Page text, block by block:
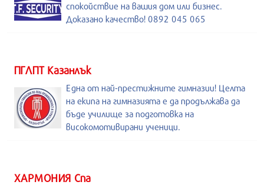
спокойствие на вашия дом или бизнес.
Доказано качество! 0892 045 065
ПГЛПТ Казанлък
Една от най-престижните гимназии! Целта
на екипа на гимназията е да продължава да
бъде училище за подготовка на
високомотивирани ученици.
ХАРМОНИЯ Спа